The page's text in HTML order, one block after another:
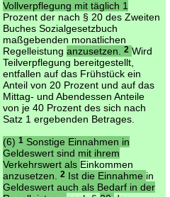
Vollverpflegung mit täglich 1
Prozent der nach § 20 des Zweiten
Buches Sozialgesetzbuch
maßgebenden monatlichen
Regelleistung anzusetzen. 2 Wird
Teilverpflegung bereitgestellt,
entfallen auf das Frühstück ein
Anteil von 20 Prozent und auf das
Mittag- und Abendessen Anteile
von je 40 Prozent des sich nach
Satz 1 ergebenden Betrages.
(6) 1Sonstige Einnahmen in
Geldeswert sind mit ihrem
Verkehrswert als Einkommen
anzusetzen.
2Ist die Einnahme in
Geldeswert auch als Bedarf in der